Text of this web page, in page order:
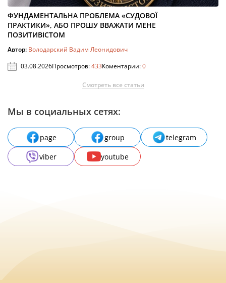
ФУНДАМЕНТАЛЬНА ПРОБЛЕМА «СУДОВОЇ
ПРАКТИКИ», АБО ПРОШУ ВВАЖАТИ МЕНЕ
ПОЗИТИВІСТОМ
Автор: Володарский Вадим Леонидович
03.08.2026Просмотров:433Коментарии:0
Смотреть все статьи
Мы в социальных сетях:
page group
telegram
viber
youtube